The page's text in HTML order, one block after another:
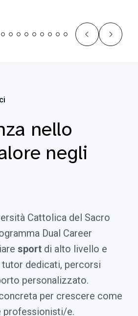
nello
negli
Cattolica del Sacro
Dual Career
sport di alto livello e
tutor dedicati, percorsi
personalizzato.
per crescere come
e.